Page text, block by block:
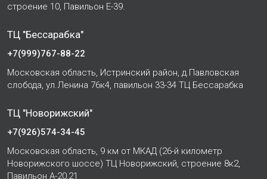
строение 10, Павильон Е-39.
ТЦ "Бессарабка"
+7(999)767-88-22
Московская область, Истринский район, д.Павловская
слобода, ул.Ленина 76к4, павильон 33-34 ТЦ Бессарабка
ТЦ "Новорижский"
+7(926)574-34-45
Московская область, 9 км от МКАД (26-й километр
Новорижского шоссе) ТЦ Новорижский, строение 8к2,
Павильон А-20,21